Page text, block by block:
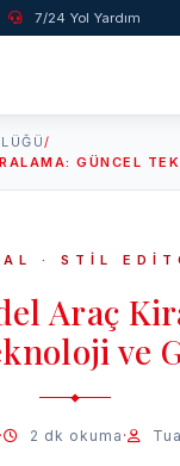
7/24 Yol Yardım
/
· STİL
Araç
ve
· 2 dk okuma ·